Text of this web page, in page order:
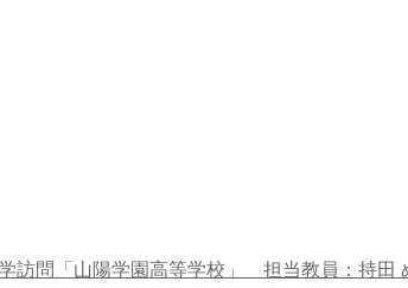
訪問「山陽学園高等学校」 担当教員：持田